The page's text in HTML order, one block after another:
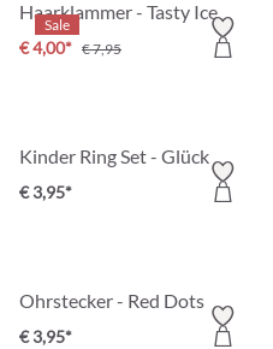
Sale
Haarklammer - Tasty Ice
€ 4,00* € 7,95
Kinder Ring Set - Glück
€ 3,95*
Ohrstecker - Red Dots
€ 3,95*